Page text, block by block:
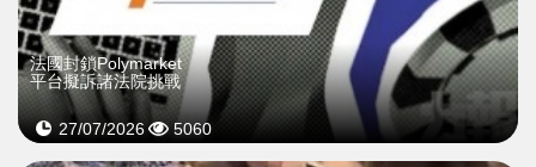
法國封鎖Polymarket
平台擬訴諸法院挑戰
27/07/2026 5060